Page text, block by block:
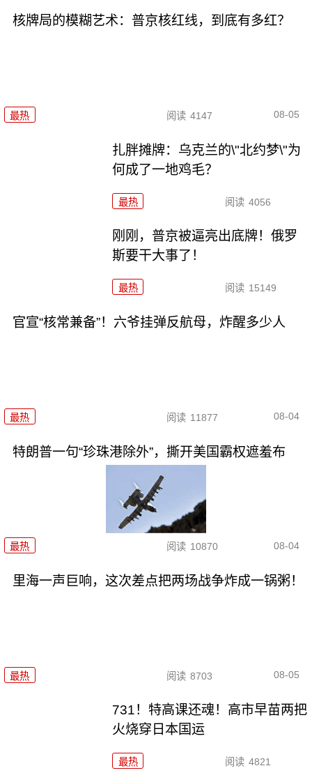
核牌局的模糊艺术：普京核红线，到底有多红？
最热 阅读 4147 08-05
扎胖摊牌：乌克兰的\"北约梦\"为
何成了一地鸡毛？
最热 阅读 4056
刚刚，普京被逼亮出底牌！俄罗
斯要干大事了！
最热 阅读 15149
官宣“核常兼备”！六爷挂弹反航母，炸醒多少人
最热 阅读 11877 08-04
特朗普一句“珍珠港除外”，撕开美国霸权遮羞布
最热 阅读 10870 08-04
里海一声巨响，这次差点把两场战争炸成一锅粥！
最热 阅读 8703 08-05
731！特高课还魂！高市早苗两把
火烧穿日本国运
最热 阅读 4821